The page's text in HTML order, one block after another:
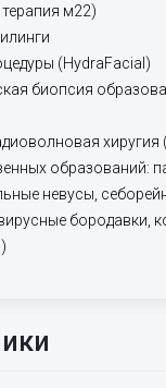
м22)
(HydraFacial)
биопсия
хиругия
образований:
невусы,
бородавки,